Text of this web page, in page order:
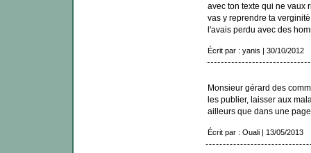
avec ton texte qui ne vaux
vas y reprendre ta
l'avais perdu avec des
Écrit par : yanis | 30/10/2012
Monsieur gérard des
les publier, laisser aux
ailleurs que dans une
Écrit par : Ouali | 13/05/2013